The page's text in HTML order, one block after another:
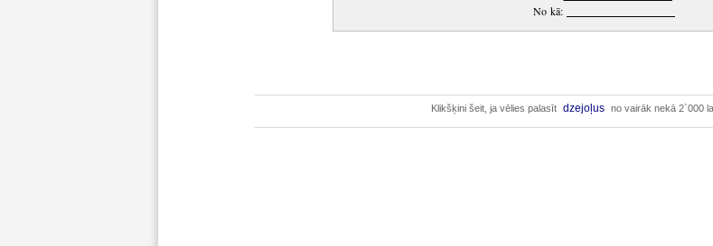
No kā:
Klikšķini šeit, ja vēlies palasīt dzejoļus no vairāk nekā 2`000